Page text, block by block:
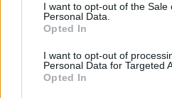
I want to opt-out of the Sale
Personal Data.
Opted In
I want to opt-out of
Personal Data for Targeted
Opted In
ΡΟΗ ΕΙΔΗΣΕΩΝ
ΕΠΙΚΑΙΡΟΤΗΤΑ
ΠΕΡΙΦΕΡΕΙΕΣ